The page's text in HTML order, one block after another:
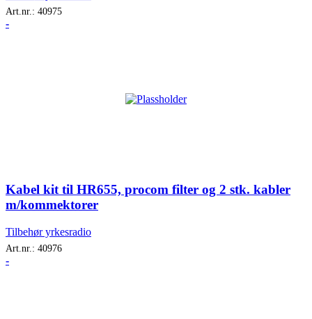
Art.nr.: 40975
-
Kabel kit til HR655, procom filter og 2 stk. kabler
m/kommektorer
Tilbehør yrkesradio
Art.nr.: 40976
-